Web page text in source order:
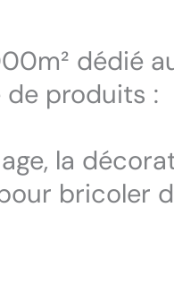
dédié
produits :
la
bricoler